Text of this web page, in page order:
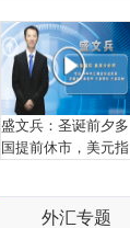
盛文兵：圣诞前夕多
国提前休市，美元指
外汇专题